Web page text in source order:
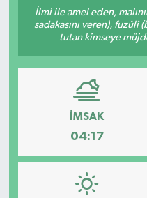
İlmi ile amel eden,
sadakasını veren),
tutan kimseye
İMSAK
04:17
Manşet Haberi